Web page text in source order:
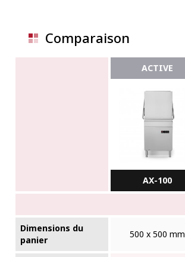
Comparaison
ACTIVE
AX-100
Dimensions du
panier
500 x 500 mm